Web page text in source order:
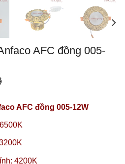
AFC đồng 005-
AFC đồng 005-12W
4200K